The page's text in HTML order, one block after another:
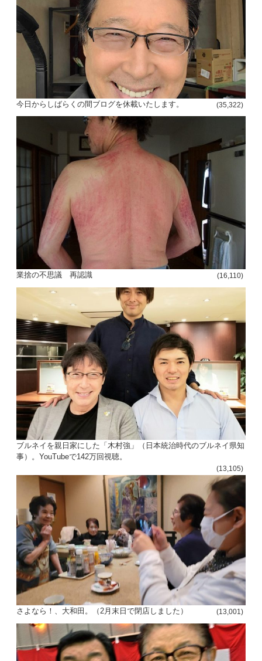
今日からしばらくの間ブログを休載いたします。 (35,322)
業捨の不思議 再認識 (16,110)
ブルネイを親日家にした「木村強」（日本統治時代のブルネイ県知
事）。YouTubeで142万回視聴。
(13,105)
さよなら！、大和田。（2月末日で閉店しました） (13,001)